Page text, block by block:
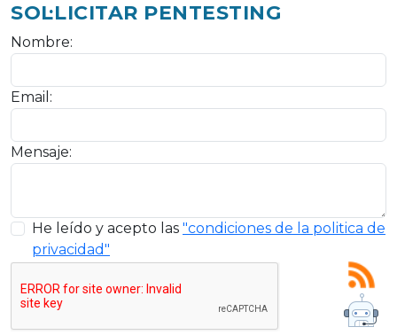
SOL·LICITAR PENTESTING
Nombre:
Email:
Mensaje:
He leído y acepto las "condiciones de la politica de
privacidad"